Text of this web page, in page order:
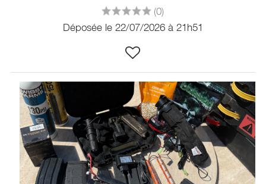
(0)
Déposée le 22/07/2026 à 21h51